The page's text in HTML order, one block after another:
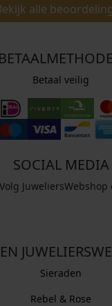
alle
Betaal veilig
SOCIAL MEDIA
Volg JuweliersWebshop
Sieraden
Rebel & Rose